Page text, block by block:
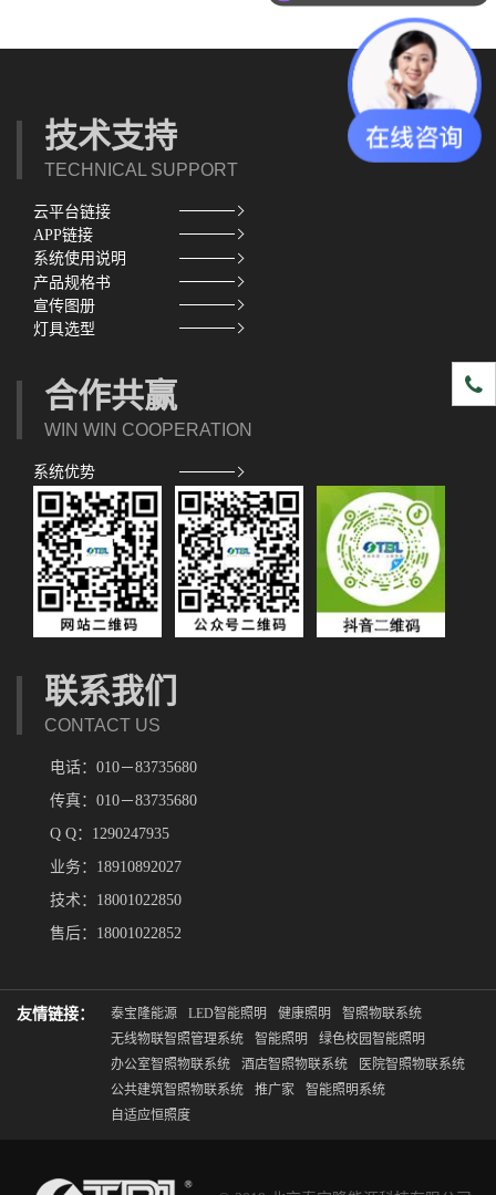
技术支持
TECHNICAL SUPPORT
云平台链接
APP链接
系统使用说明
产品规格书
宣传图册
灯具选型
合作共赢
WIN WIN COOPERATION
系统优势
联系我们
CONTACT US
电话：010－83735680
传真：010－83735680
Q Q：1290247935
业务：18910892027
技术：18001022850
售后：18001022852
友情链接： 泰宝隆能源 LED智能照明 健康照明
智照物联系统
无线物联智照管理系统
智能照明
绿色校园智能照明
办公室智照物联系统
酒店智照物联系统
医院智照物联系统
公共建筑智照物联系统
推广家
智能照明系统
自适应恒照度